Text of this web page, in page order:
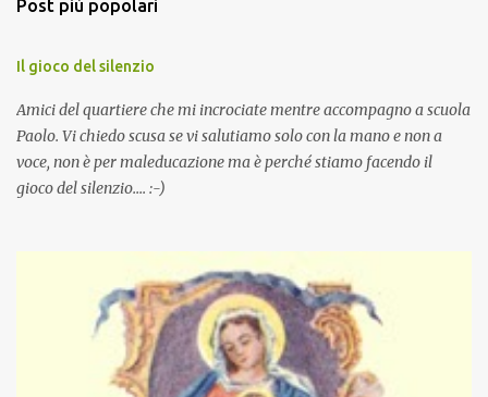
Post più popolari
Il gioco del silenzio
Amici del quartiere che mi incrociate mentre accompagno a scuola
Paolo. Vi chiedo scusa se vi salutiamo solo con la mano e non a
voce, non è per maleducazione ma è perché stiamo facendo il
gioco del silenzio.... :-)